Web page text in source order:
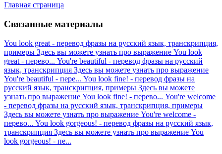
Главная страница
Связанные материалы
You look great - перевод фразы на русский язык, транскрипция,
примеры Здесь вы можете узнать про выражение You look
great - перево... You're beautiful - перевод фразы на русский
язык, транскрипция Здесь вы можете узнать про выражение
You're beautiful - пере... You look fine! - перевод фразы на
русский язык, транскрипция, примеры Здесь вы можете
узнать про выражение You look fine! - перево... You're welcome
- перевод фразы на русский язык, транскрипция, примеры
Здесь вы можете узнать про выражение You're welcome -
перево... You look gorgeous! - перевод фразы на русский язык,
транскрипция Здесь вы можете узнать про выражение You
look gorgeous! - пе...